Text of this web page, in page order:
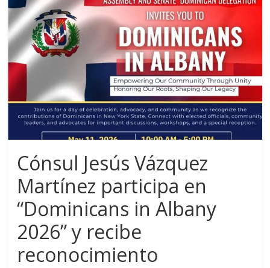
Cónsul Jesús Vázquez
Martínez participa en
“Dominicans in Albany
2026” y recibe
reconocimiento